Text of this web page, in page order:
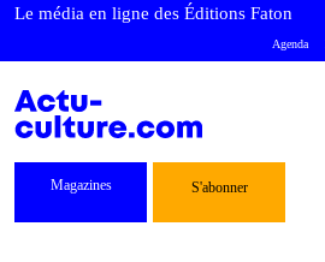
Le média en ligne des Éditions Faton
Agenda
Magazines S'abonner